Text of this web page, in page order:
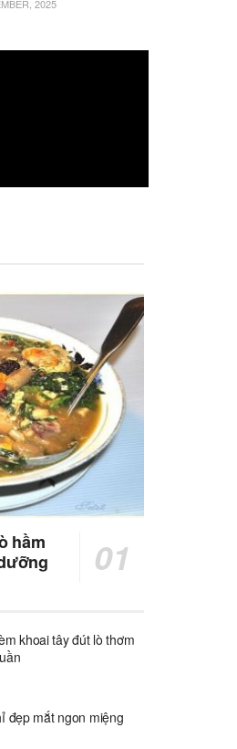
2025
hầm
khoai tây đút lò thơm
đẹp mắt ngon miệng